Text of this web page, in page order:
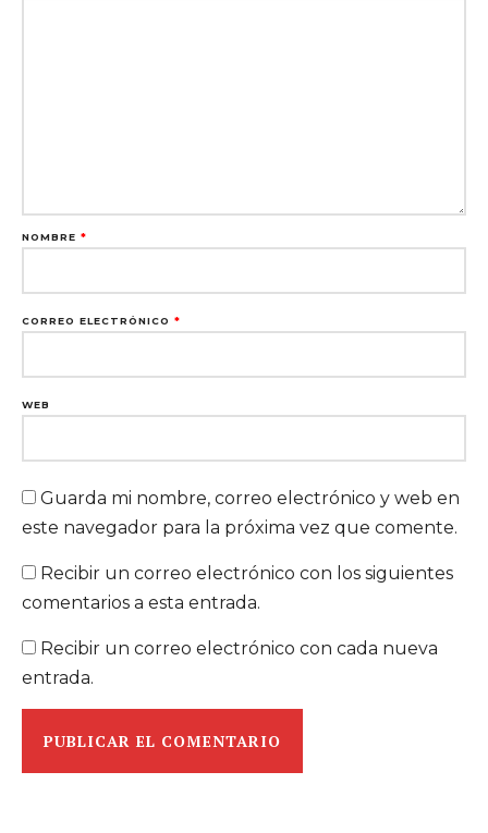
NOMBRE *
CORREO ELECTRÓNICO *
WEB
Guarda mi nombre, correo electrónico y web en
este navegador para la próxima vez que comente.
Recibir un correo electrónico con los siguientes
comentarios a esta entrada.
Recibir un correo electrónico con cada nueva
entrada.